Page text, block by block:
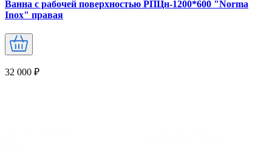
Ванна с рабочей поверхностью РПЦн-1200*600 "Norma
Inox" правая
32 000 ₽